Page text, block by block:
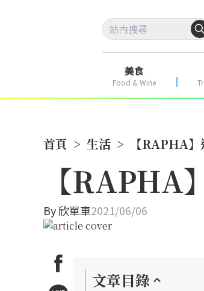
美食
Food & Wine
首頁 > 生活 > 【RAPHA
【RAPHA
By欣單車2021/06/06
文章目錄